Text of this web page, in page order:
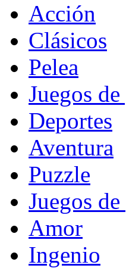
Acción
Clásicos
Pelea
Juegos
Deportes
Aventura
Puzzle
Juegos
Amor
Ingenio